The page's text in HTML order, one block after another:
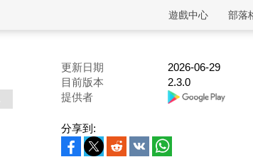
部落
遊戲中心
更新日期
2026-06-29
目前版本
2.3.0
提供者
分享到: